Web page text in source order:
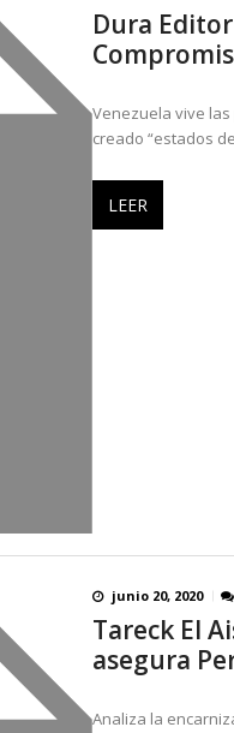
Dura
Venezuela vive
creado “estados
LEER
junio 20, 2020
Tareck El
asegura
Analiza la